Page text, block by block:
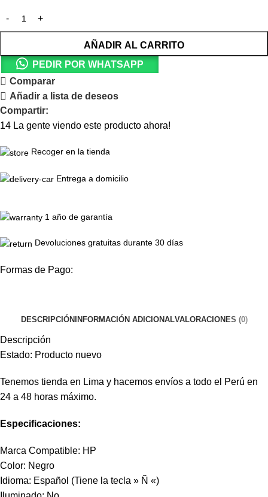
AÑADIR AL CARRITO
PEDIR POR WHATSAPP
Comparar
Añadir a lista de deseos
Compartir:
14 La gente viendo este producto ahora!
Recoger en la tienda
Entrega a domicilio
1 año de garantía
Devoluciones gratuitas durante 30 días
Formas de Pago:
DESCRIPCIÓNINFORMACIÓN ADICIONALVALORACIONES (0)
Descripción
Estado: Producto nuevo
Tenemos tienda en Lima y hacemos envíos a todo el Perú en
24 a 48 horas máximo.
Especificaciones:
Marca Compatible: HP
Color: Negro
Idioma: Español (Tiene la tecla » Ñ «)